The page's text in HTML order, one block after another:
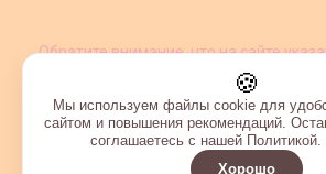
Обратите внимание, что на сайте
🍪
Мы используем файлы cookie для
сайтом и повышения рекомендаций.
соглашаетесь с нашей Политикой.
Хорошо